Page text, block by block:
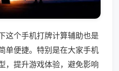
这个手机打牌计算辅助也是
单便捷。特别是在大家手机
，提升游戏体验，避免影响